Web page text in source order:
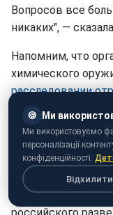
Вопросов все
никаких", —
Напомним, что
химического
расследовании
Скрипаля
и его
Напомним, ранее
Великобритании
расположения
где было
вещество
🍪 Ми
Ми використовуємо
персоналізації
конфіденційності.
Відхилити